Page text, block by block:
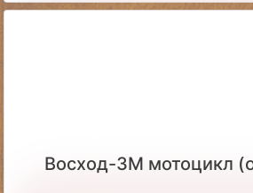
Восход-3М мотоцикл